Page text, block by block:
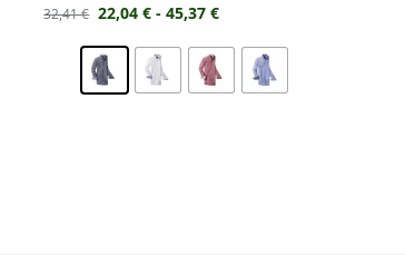
32,41€ 22,04€ - 45,37€